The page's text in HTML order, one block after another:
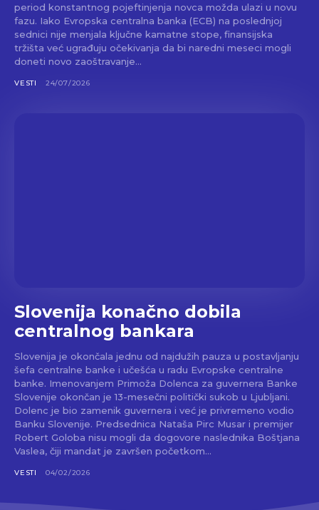
period konstantnog pojeftinjenja novca možda ulazi u novu
fazu. Iako Evropska centralna banka (ECB) na poslednjoj
sednici nije menjala ključne kamatne stope, finansijska
tržišta već ugrađuju očekivanja da bi naredni meseci mogli
doneti novo zaoštravanje...
VESTI 24/07/2026
Slovenija konačno dobila
centralnog bankara
Slovenija je okončala jednu od najdužih pauza u postavljanju
šefa centralne banke i učešća u radu Evropske centralne
banke. Imenovanjem Primoža Dolenca za guvernera Banke
Slovenije okončan je 13-mesečni politički sukob u Ljubljani.
Dolenc je bio zamenik guvernera i već je privremeno vodio
Banku Slovenije. Predsednica Nataša Pirc Musar i premijer
Robert Goloba nisu mogli da dogovore naslednika Boštjana
Vaslea, čiji mandat je završen početkom...
VESTI 04/02/2026